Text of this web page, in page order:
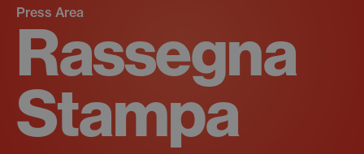
Press Area
Rassegna
Stampa